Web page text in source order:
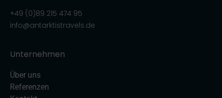
+49 (0)89 215 474 95
info@antarktistravels.de
Unternehmen
Über uns
Referenzen